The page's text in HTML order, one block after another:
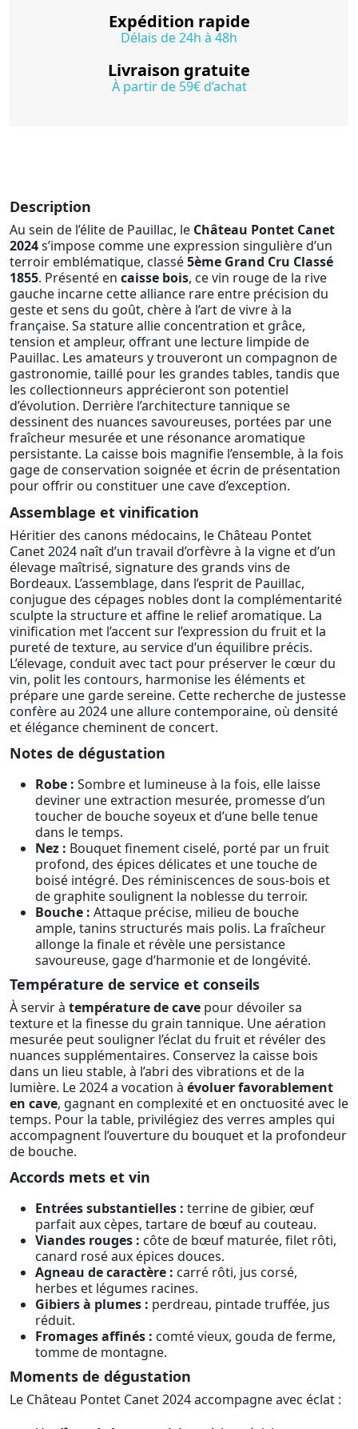
Expédition rapide
Délais de 24h à 48h
Livraison gratuite
À partir de 59€ d’achat
Description
Au sein de l’élite de Pauillac, le Château Pontet Canet
2024s’impose comme une expression singulière d’un
terroir emblématique, classé5ème Grand Cru Classé
1855. Présenté en caisse bois, ce vin rouge de la rive
gauche incarne cette alliance rare entre précision du
geste et sens du goût, chère à l’art de vivre à la
française. Sa stature allie concentration et grâce,
tension et ampleur, offrant une lecture limpide de
Pauillac. Les amateurs y trouveront un compagnon de
gastronomie, taillé pour les grandes tables, tandis que
les collectionneurs apprécieront son potentiel
d’évolution. Derrière l’architecture tannique se
dessinent des nuances savoureuses, portées par une
fraîcheur mesurée et une résonance aromatique
persistante. La caisse bois magnifie l’ensemble, à la fois
gage de conservation soignée et écrin de présentation
pour offrir ou constituer une cave d’exception.
Assemblage et vinification
Héritier des canons médocains, le Château Pontet
Canet 2024 naît d’un travail d’orfèvre à la vigne et d’un
élevage maîtrisé, signature des grands vins de
Bordeaux. L’assemblage, dans l’esprit de Pauillac,
conjugue des cépages nobles dont la complémentarité
sculpte la structure et affine le relief aromatique. La
vinification met l’accent sur l’expression du fruit et la
pureté de texture, au service d’un équilibre précis.
L’élevage, conduit avec tact pour préserver le cœur du
vin, polit les contours, harmonise les éléments et
prépare une garde sereine. Cette recherche de justesse
confère au 2024 une allure contemporaine, où densité
et élégance cheminent de concert.
Notes de dégustation
Robe : Sombre et lumineuse à la fois, elle laisse
deviner une extraction mesurée, promesse d’un
toucher de bouche soyeux et d’une belle tenue
dans le temps.
Nez : Bouquet finement ciselé, porté par un fruit
profond, des épices délicates et une touche de
boisé intégré. Des réminiscences de sous-bois et
de graphite soulignent la noblesse du terroir.
Bouche : Attaque précise, milieu de bouche
ample, tanins structurés mais polis. La fraîcheur
allonge la finale et révèle une persistance
savoureuse, gage d’harmonie et de longévité.
Température de service et conseils
À servir à température de cave pour dévoiler sa
texture et la finesse du grain tannique. Une aération
mesurée peut souligner l’éclat du fruit et révéler des
nuances supplémentaires. Conservez la caisse bois
dans un lieu stable, à l’abri des vibrations et de la
lumière. Le 2024 a vocation à évoluer favorablement
en cave, gagnant en complexité et en onctuosité avec le
temps. Pour la table, privilégiez des verres amples qui
accompagnent l’ouverture du bouquet et la profondeur
de bouche.
Accords mets et vin
Entrées substantielles : terrine de gibier, œuf
parfait aux cèpes, tartare de bœuf au couteau.
Viandes rouges : côte de bœuf maturée, filet rôti,
canard rosé aux épices douces.
Agneau de caractère : carré rôti, jus corsé,
herbes et légumes racines.
Gibiers à plumes : perdreau, pintade truffée, jus
réduit.
Fromages affinés : comté vieux, gouda de ferme,
tomme de montagne.
Moments de dégustation
Le Château Pontet Canet 2024 accompagne avec éclat :